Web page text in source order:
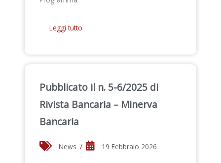
Leggi tutto
Pubblicato il n. 5-6/2025 di
Rivista Bancaria – Minerva
Bancaria
News / 19 Febbraio 2026